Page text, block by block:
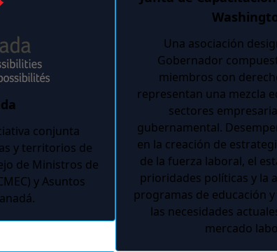
conjunta
y territorios de
de Ministros de
y Asuntos
Una asociación
Gobernador
miembros con
representan una mezcla
sectores
gubernamental.
en la creación de
de la fuerza laboral, el
prioridades políticas y la
programas de educación
las necesidades
mercado